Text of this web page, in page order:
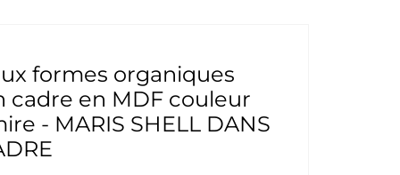
formes organiques
cadre en MDF couleur
- MARIS SHELL DANS